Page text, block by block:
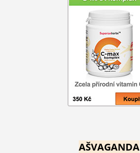
AŠVAGANDA